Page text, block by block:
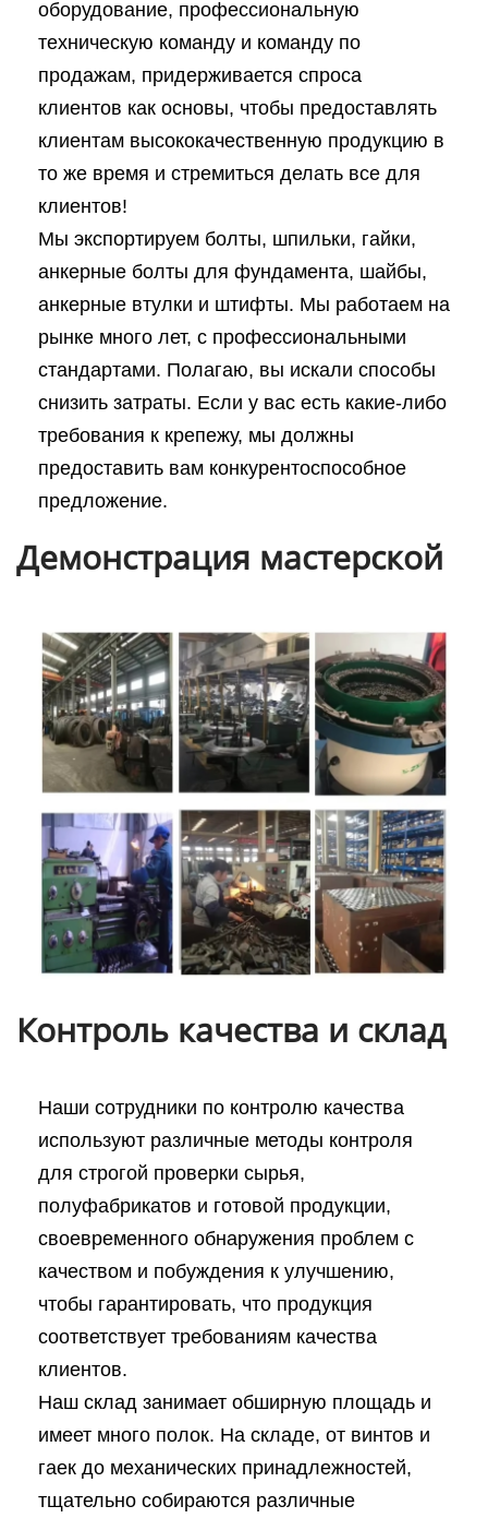
оборудование, профессиональную
техническую команду и команду по
продажам, придерживается спроса
клиентов как основы, чтобы предоставлять
клиентам высококачественную продукцию в
то же время и стремиться делать все для
клиентов!
Мы экспортируем болты, шпильки, гайки,
анкерные болты для фундамента, шайбы,
анкерные втулки и штифты. Мы работаем на
рынке много лет, с профессиональными
стандартами. Полагаю, вы искали способы
снизить затраты. Если у вас есть какие-либо
требования к крепежу, мы должны
предоставить вам конкурентоспособное
предложение.
Демонстрация мастерской
Контроль качества и склад
Наши сотрудники по контролю качества
используют различные методы контроля
для строгой проверки сырья,
полуфабрикатов и готовой продукции,
своевременного обнаружения проблем с
качеством и побуждения к улучшению,
чтобы гарантировать, что продукция
соответствует требованиям качества
клиентов.
Наш склад занимает обширную площадь и
имеет много полок. На складе, от винтов и
гаек до механических принадлежностей,
тщательно собираются различные